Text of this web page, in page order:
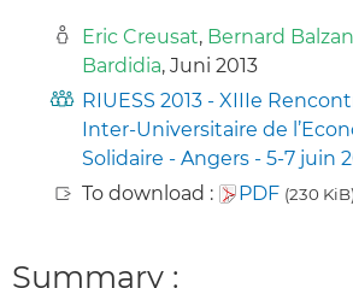
Eric Creusat, Bernard
Bardidia, Juni 2013
RIUESS 2013 - XIIIe
Inter-Universitaire de
Solidaire - Angers - 5-7 juin
To download :
PDF (230 KiB)
Summary :